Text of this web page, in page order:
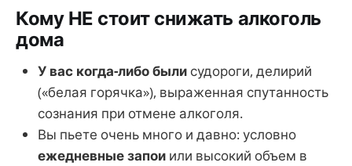
Кому НЕ стоит снижать алкоголь
дома
У вас когда-либо были судороги, делирий
(«белая горячка»), выраженная спутанность
сознания при отмене алкоголя.
Вы пьете очень много и давно: условно
ежедневные запои или высокий объем в